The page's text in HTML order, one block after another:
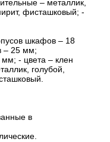
– металлик,
фисташковый; -
шкафов – 18
– 25 мм;
- цвета – клен
голубой,
в